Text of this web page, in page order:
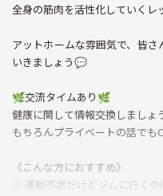
全身の筋肉を活性化していくレ
アットホームな雰囲気で、皆
いきましょう💬
🌿交流タイムあり🌿
健康に関して情報交換しましょ
もちろんプライベートの話でも
《こんな方におすすめ》
🔆運動不足だけどジムに行くの